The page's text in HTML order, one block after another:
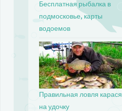
Бесплатная рыбалка в
подмосковье, карты
водоемов
Правильная ловля карася
на удочку